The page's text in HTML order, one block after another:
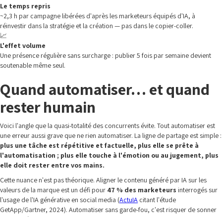
Le temps repris
~2,3 h par campagne libérées d'après les marketeurs équipés d'IA, à
réinvestir dans la stratégie et la création — pas dans le copier-coller.
📈
L'effet volume
Une présence régulière sans surcharge : publier 5 fois par semaine devient
soutenable même seul.
Quand automatiser… et quand
rester humain
Voici l'angle que la quasi-totalité des concurrents évite. Tout automatiser est
une erreur aussi grave que ne rien automatiser. La ligne de partage est simple :
plus une tâche est répétitive et factuelle, plus elle se prête à
l'automatisation ; plus elle touche à l'émotion ou au jugement, plus
elle doit rester entre vos mains.
Cette nuance n'est pas théorique. Aligner le contenu généré par IA sur les
valeurs de la marque est un défi pour 47 % des marketeurs interrogés sur
l'usage de l'IA générative en social media (ActuIA citant l'étude
GetApp/Gartner, 2024). Automatiser sans garde-fou, c'est risquer de sonner